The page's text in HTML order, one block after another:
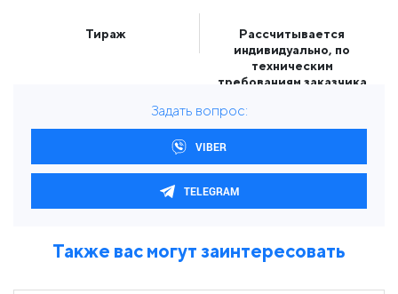
Тираж
Рассчитывается
индивидуально, по
техническим
требованиям заказчика
Задать вопрос:
VIBER
TELEGRAM
Также вас могут заинтересовать